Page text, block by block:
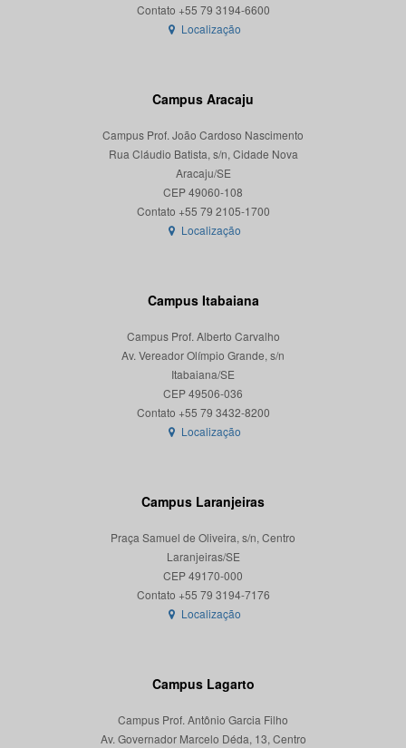
Localização
Campus Aracaju
Campus Prof. João Cardoso Nascimento
Rua Cláudio Batista, s/n, Cidade Nova
Aracaju/SE
CEP 49060-108
Localização
Campus Itabaiana
Campus Prof. Alberto Carvalho
Av. Vereador Olímpio Grande, s/n
Itabaiana/SE
CEP 49506-036
Localização
Campus Laranjeiras
Praça Samuel de Oliveira, s/n, Centro
Laranjeiras/SE
CEP 49170-000
Localização
Campus Lagarto
Campus Prof. Antônio Garcia Filho
Av. Governador Marcelo Déda, 13, Centro